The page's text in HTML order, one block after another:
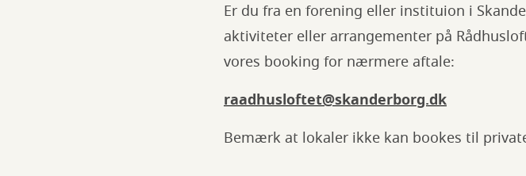
Er du fra en forening eller instituion i
aktiviteter eller arrangementer på
vores booking for nærmere aftale:
raadhusloftet@skanderborg.dk
Bemærk at lokaler ikke kan bookes til